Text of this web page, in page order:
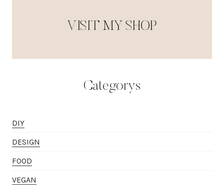
VISIT MY SHOP
Categorys
DIY
DESIGN
FOOD
VEGAN